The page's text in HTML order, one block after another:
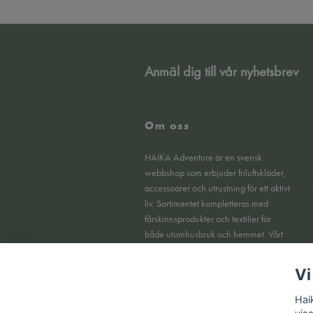
Anmäl dig till vår nyhetsbrev
Om oss
HAIKA Adventure är en svensk
webbshop som erbjuder friluftskläder,
accessoarer och utrustning för ett aktivt
liv. Sortimentet kompletteras med
fårskinnsprodukter och textilier för
både utomhusbruk och hemmet. Vårt